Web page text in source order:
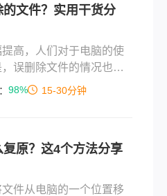
文件？实用干货分
高，人们对于电脑的使
误删除文件的情况也时
能是我们演示文稿、重
怎么恢复误删除的文件
回误删除的文件。
98% 15-30分钟
原？这4个方法分享
件从电脑的一个位置移